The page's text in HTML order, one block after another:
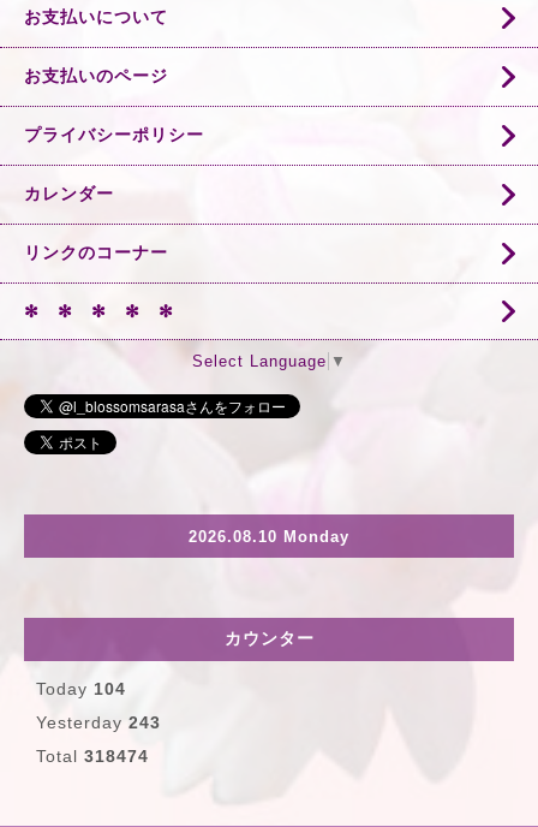
お支払いについて
お支払いのページ
プライバシーポリシー
カレンダー
リンクのコーナー
✻ ✻ ✻ ✻ ✻
Select Language ▼
2026.08.10 Monday
カウンター
Today 104
Yesterday 243
Total 318474